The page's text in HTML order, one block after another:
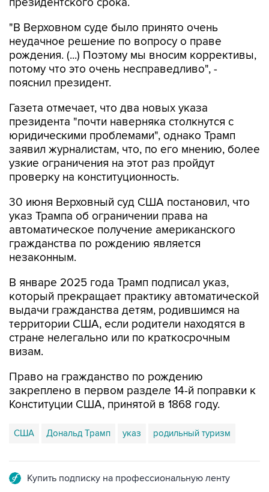
президентского срока.
"В Верховном суде было принято очень
неудачное решение по вопросу о праве
рождения. (...) Поэтому мы вносим коррективы,
потому что это очень несправедливо", -
пояснил президент.
Газета отмечает, что два новых указа
президента "почти наверняка столкнутся с
юридическими проблемами", однако Трамп
заявил журналистам, что, по его мнению, более
узкие ограничения на этот раз пройдут
проверку на конституционность.
30 июня Верховный суд США постановил, что
указ Трампа об ограничении права на
автоматическое получение американского
гражданства по рождению является
незаконным.
В январе 2025 года Трамп подписал указ,
который прекращает практику автоматической
выдачи гражданства детям, родившимся на
территории США, если родители находятся в
стране нелегально или по краткосрочным
визам.
Право на гражданство по рождению
закреплено в первом разделе 14-й поправки к
Конституции США, принятой в 1868 году.
США Дональд Трамп указ родильный туризм
Купить подписку на профессиональную ленту